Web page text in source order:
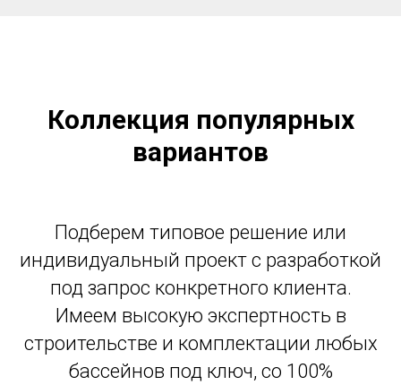
Коллекция популярных
вариантов
Подберем типовое решение или
индивидуальный проект с разработкой
под запрос конкретного клиента.
Имеем высокую экспертность в
строительстве и комплектации любых
бассейнов под ключ, со 100%